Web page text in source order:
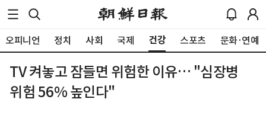
오피니언 정치 사회 국제 건강 스포츠 문화·연예
TV 켜놓고 잠들면 위험한 이유… "심장병
위험 56% 높인다"